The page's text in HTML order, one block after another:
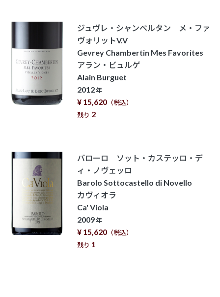
ジュヴレ・シャンベルタン メ・ファ
ヴォリットV.V
Gevrey Chambertin Mes Favorites
アラン・ビュルゲ
Alain Burguet
2012年
¥ 15,620 （税込）
残り 2
バローロ ソット・カステッロ・デ
ィ・ノヴェッロ
Barolo Sottocastello di Novello
カヴィオラ
Ca' Viola
2009年
¥ 15,620 （税込）
残り 1